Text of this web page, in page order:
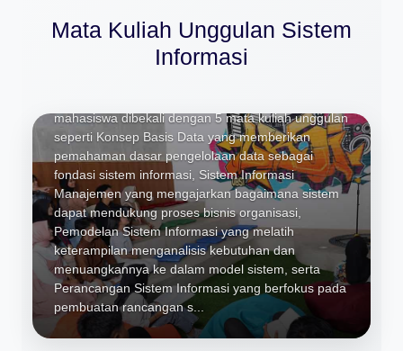
Mata Kuliah Unggulan Sistem
Informasi
Sistem Informasi, Perancangan
Sistem Informasi, Manajemen
mahasiswa dibekali dengan 5 mata kuliah unggulan
seperti Konsep Basis Data yang memberikan
pemahaman dasar pengelolaan data sebagai
fondasi sistem informasi, Sistem Informasi
Manajemen yang mengajarkan bagaimana sistem
dapat mendukung proses bisnis organisasi,
Pemodelan Sistem Informasi yang melatih
keterampilan menganalisis kebutuhan dan
menuangkannya ke dalam model sistem, serta
Perancangan Sistem Informasi yang berfokus pada
pembuatan rancangan s...
Dasar Pemrograman, Logika dan
Algoritma, Aplikasi Basis Data,
UI/UX Design, Web Programming,
Mobile Programming, Keamanan
Basis Data, Software Quality
Assurance